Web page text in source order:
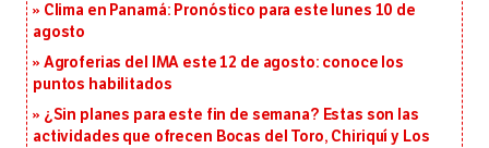
Clima en Panamá: Pronóstico para este lunes 10 de
agosto
Agroferias del IMA este 12 de agosto: conoce los
puntos habilitados
¿Sin planes para este fin de semana? Estas son las
actividades que ofrecen Bocas del Toro, Chiriquí y Los